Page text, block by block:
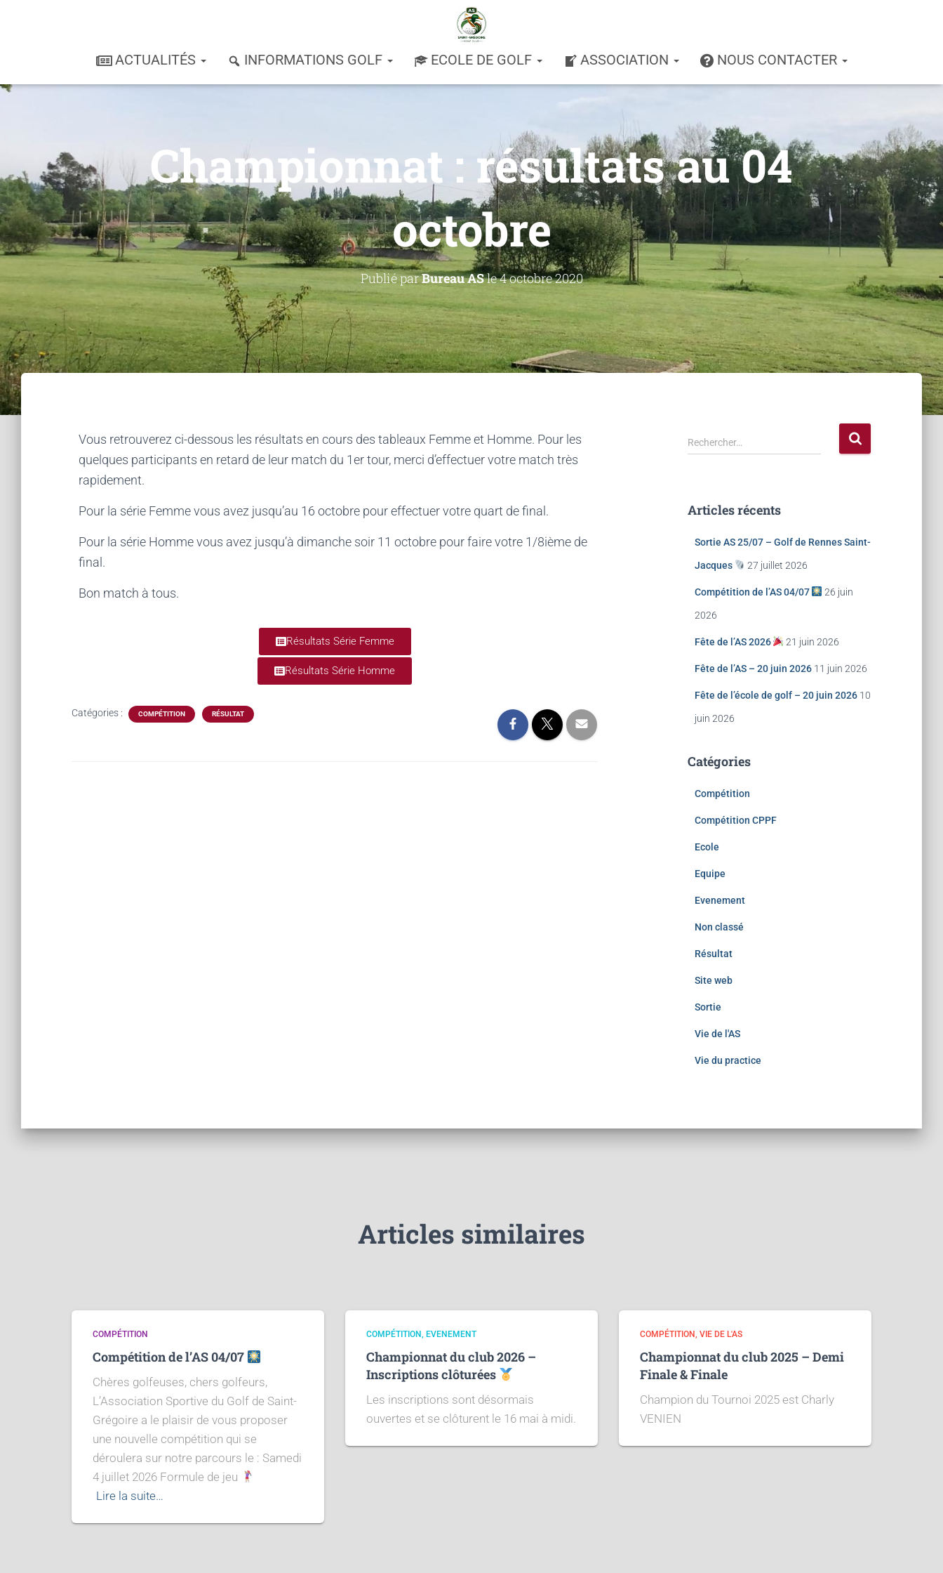
ACTUALITÉS INFORMATIONS GOLF ECOLE DE GOLF ASSOCIATION NOUS CONTACTER
Championnat : résultats au 04
octobre
Publié parBureau ASle4 octobre 2020
Vous retrouverez ci-dessous les résultats en cours des tableaux Femme et Homme. Pour les
quelques participants en retard de leur match du 1er tour, merci d’effectuer votre match très
rapidement.
Pour la série Femme vous avez jusqu’au 16 octobre pour effectuer votre quart de final.
Pour la série Homme vous avez jusqu’à dimanche soir 11 octobre pour faire votre 1/8ième de
final.
Bon match à tous.
Résultats Série Femme
Résultats Série Homme
Catégories : COMPÉTITION RÉSULTAT
Rechercher…
Articles récents
Sortie AS 25/07 – Golf de Rennes Saint-
Jacques 27 juillet 2026
Compétition de l’AS 04/07 26 juin
2026
Fête de l’AS 2026 21 juin 2026
Fête de l’AS – 20 juin 2026 11 juin 2026
Fête de l’école de golf – 20 juin 2026 10
juin 2026
Catégories
Compétition
Compétition CPPF
Ecole
Equipe
Evenement
Non classé
Résultat
Site web
Sortie
Vie de l'AS
Vie du practice
Articles similaires
COMPÉTITION
Compétition de l’AS 04/07
Chères golfeuses, chers golfeurs,
L’Association Sportive du Golf de Saint-
Grégoire a le plaisir de vous proposer
une nouvelle compétition qui se
déroulera sur notre parcours le : Samedi
4 juillet 2026 Formule de jeu
Lire la suite…
COMPÉTITION EVENEMENT
Championnat du club 2026 –
Inscriptions clôturées
Les inscriptions sont désormais
ouvertes et se clôturent le 16 mai à midi.
COMPÉTITION VIE DE L'AS
Championnat du club 2025 – Demi
Finale & Finale
Champion du Tournoi 2025 est Charly
VENIEN